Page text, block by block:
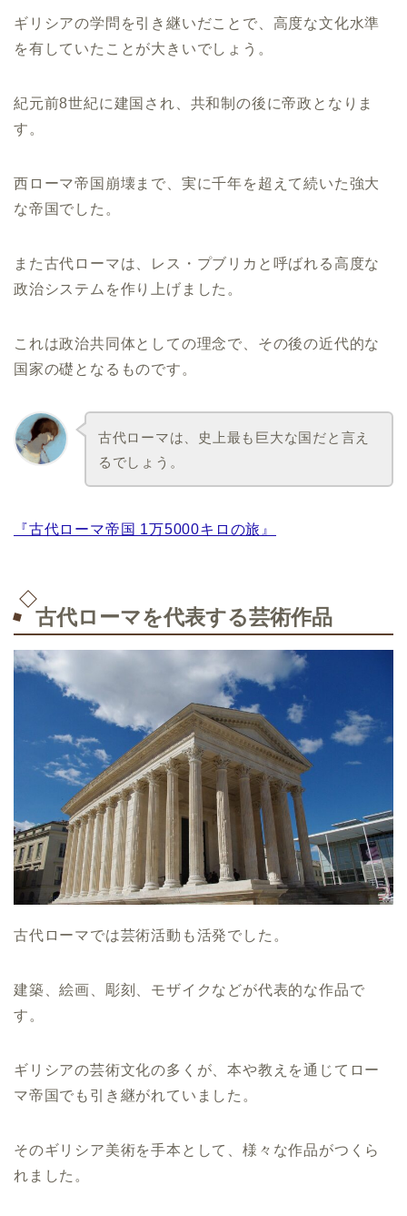
ギリシアの学問を引き継いだことで、高度な文化水準
を有していたことが大きいでしょう。
紀元前8世紀に建国され、共和制の後に帝政となりま
す。
西ローマ帝国崩壊まで、実に千年を超えて続いた強大
な帝国でした。
また古代ローマは、レス・プブリカと呼ばれる高度な
政治システムを作り上げました。
これは政治共同体としての理念で、その後の近代的な
国家の礎となるものです。
古代ローマは、史上最も巨大な国だと言え
るでしょう。
『古代ローマ帝国 1万5000キロの旅』
古代ローマを代表する芸術作品
古代ローマでは芸術活動も活発でした。
建築、絵画、彫刻、モザイクなどが代表的な作品で
す。
ギリシアの芸術文化の多くが、本や教えを通じてロー
マ帝国でも引き継がれていました。
そのギリシア美術を手本として、様々な作品がつくら
れました。